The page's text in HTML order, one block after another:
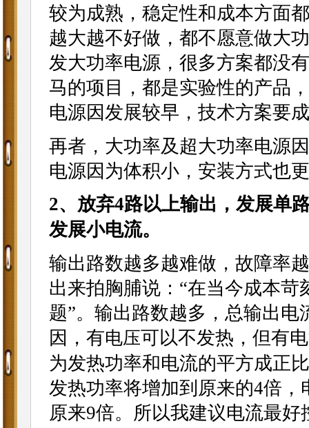
较为成熟，稳定性和成本方面
越大越不好做，都不愿意做大
发大功率电源，很多方案都没
马的项目，都是实验性的产品
电源因发展较早，技术方案要
再者，大功率及超大功率电源
电源因为体积小，安装方式也
2、放弃4路以上输出，发展单
发展小电流。
输出路数越多越难做，故障率
出来拍胸脯说：“在当今成本
题”。输出路数越多，总输出
因，有电压可以不发热，但有
为发热功率和电流的平方成正
发热功率将增加到原来的4倍
原来9倍。所以我建议电流最好